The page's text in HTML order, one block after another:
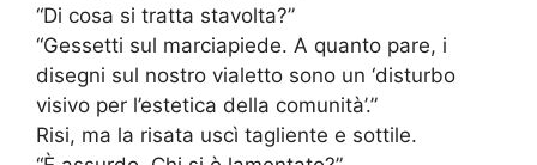
“Di cosa si tratta stavolta?”
“Gessetti sul marciapiede. A quanto pare, i
disegni sul nostro vialetto sono un ‘disturbo
visivo per l’estetica della comunità’.”
Risi, ma la risata uscì tagliente e sottile.